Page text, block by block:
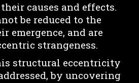
causes and effects.
be reduced to the
emergence, and are
strangeness.
structural eccentricity
by uncovering